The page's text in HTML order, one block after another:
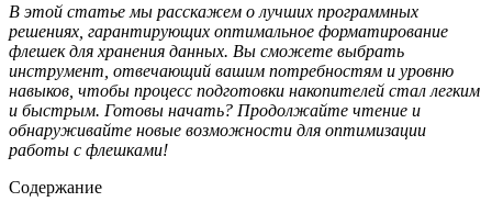
В этой статье мы расскажем о лучших программных
решениях, гарантирующих оптимальное форматирование
флешек для хранения данных. Вы сможете выбрать
инструмент, отвечающий вашим потребностям и уровню
навыков, чтобы процесс подготовки накопителей стал легким
и быстрым. Готовы начать? Продолжайте чтение и
обнаруживайте новые возможности для оптимизации
работы с флешками!
Содержание